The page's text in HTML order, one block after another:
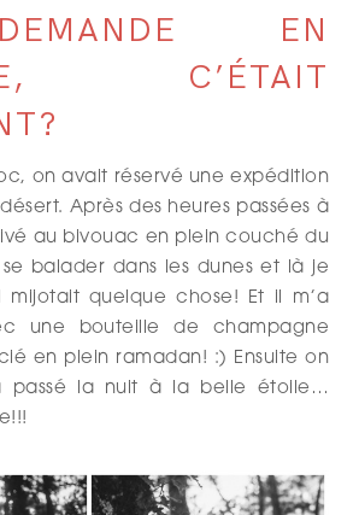
EN
C’ÉTAIT
on avait réservé une expédition
Après des heures passées à
au bivouac en plein couché du
balader dans les dunes et là je
mijotait quelque chose! Et il m’a
une bouteille de champagne
en plein ramadan! :) Ensuite on
la nuit à la belle étoile…